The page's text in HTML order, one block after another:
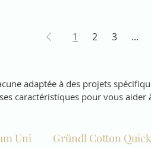
1 2 3 ...
adaptée à des projets
caractéristiques pour vous
Uni Gründl Cotton